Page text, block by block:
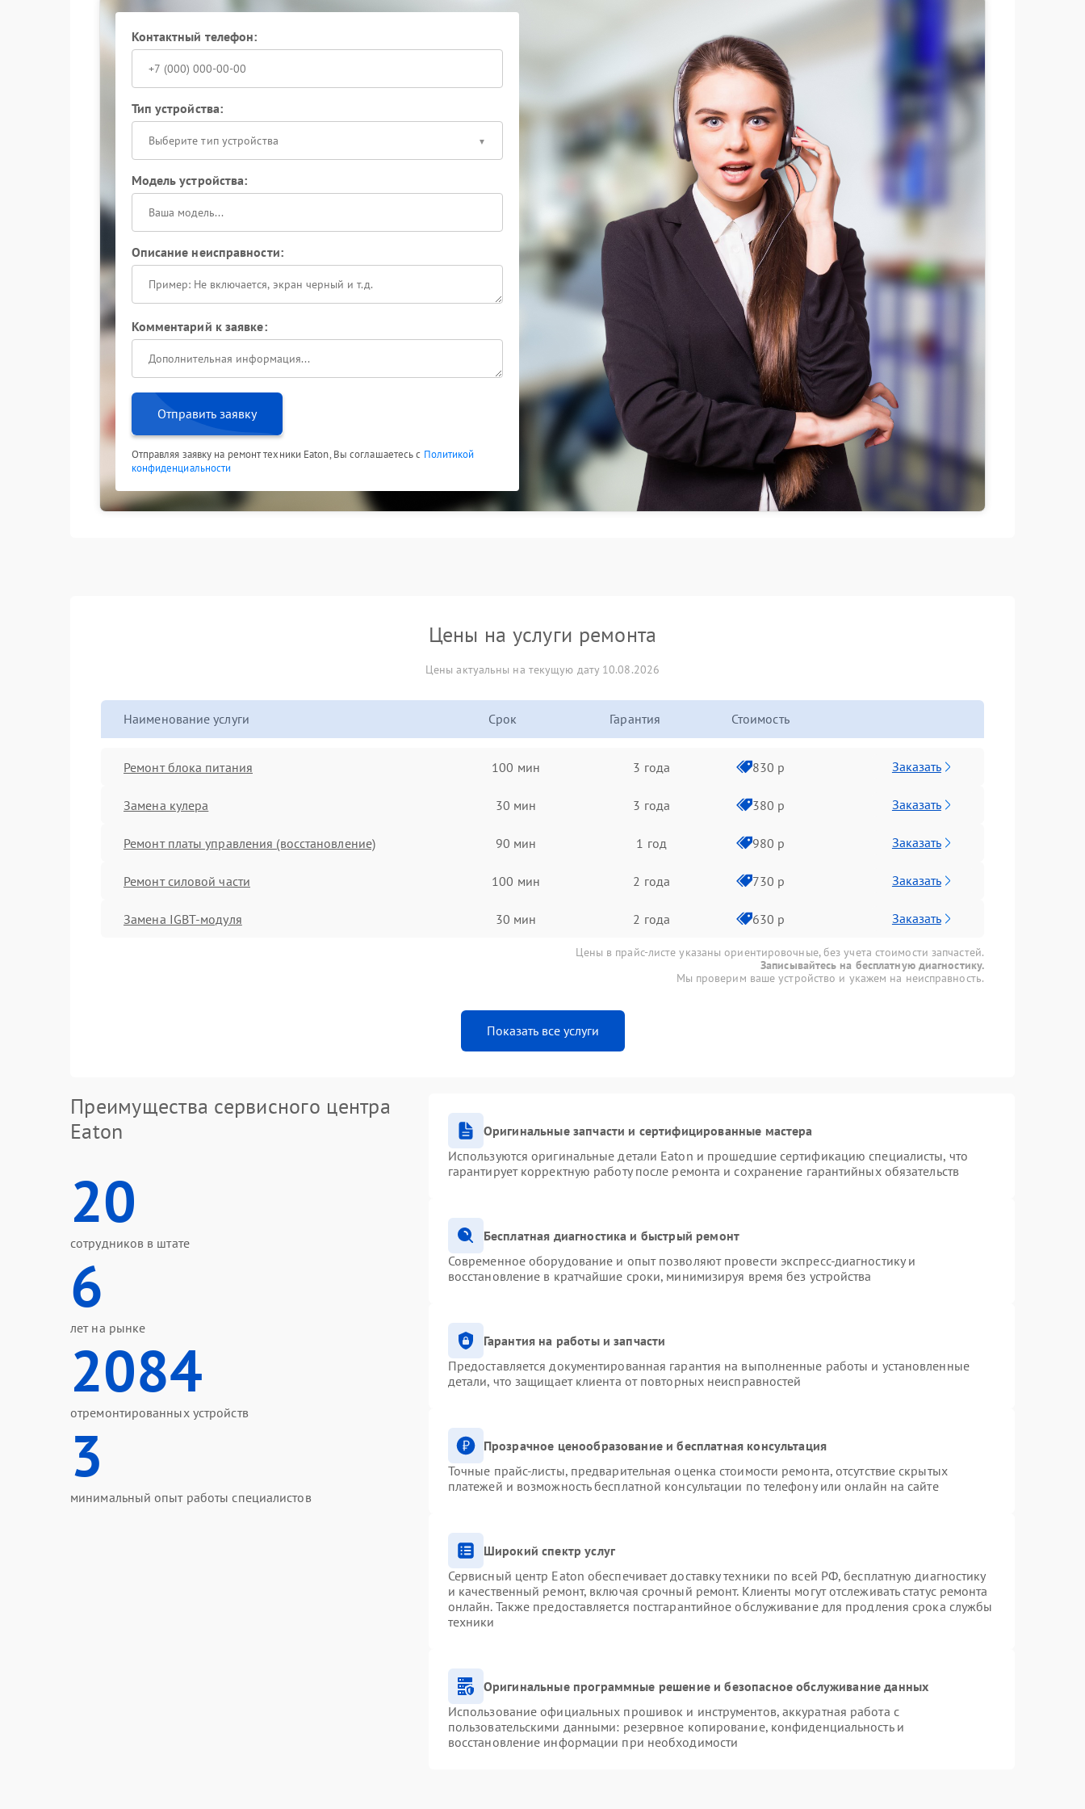
оценивают состояние силовых плат, тестируют алгоритмы переключения и контролируют
выходные параметры под реальной нагрузкой.
Сервисный центр Eaton располагает стендами для имитации пиковых режимов: это позволяет
выявить скрытые отклонения, которые не фиксируются в штатных условиях. После завершения
Чтобы минимизировать риски для подключенной техники, при первых признаках нестабильности
стоит запланировать визит в сервис: раннее выявление отклонения часто сокращает объем
требуемых вмешательств. Доверьте восстановление ИБП профессионалам — это сохранит ресурс
Контактный телефон:
Тип устройства:
Выберите тип устройства
Модель устройства:
Описание неисправности:
Комментарий к заявке:
Отправить заявку
Отправляя заявку на ремонт техники Eaton, Вы соглашаетесь с Политикой
конфиденциальности
Цены на услуги ремонта
Цены актуальны на текущую дату 10.08.2026
Наименование услуги Срок Гарантия Стоимость
Ремонт блока питания 100 мин 3 года 830 р Заказать
Замена кулера 30 мин 3 года 380 р Заказать
Ремонт платы управления (восстановление) 90 мин 1 год 980 р Заказать
Ремонт силовой части 100 мин 2 года 730 р Заказать
Замена IGBT-модуля 30 мин 2 года 630 р Заказать
Цены в прайс-листе указаны ориентировочные, без учета стоимости запчастей.
Записывайтесь на бесплатную диагностику.
Мы проверим ваше устройство и укажем на неисправность.
Показать все услуги
Преимущества сервисного центра
Eaton
20
сотрудников в штате
6
лет на рынке
2084
отремонтированных устройств
3
минимальный опыт работы специалистов
Оригинальные запчасти и сертифицированные мастера
Используются оригинальные детали Eaton и прошедшие сертификацию специалисты, что
гарантирует корректную работу после ремонта и сохранение гарантийных обязательств
Бесплатная диагностика и быстрый ремонт
Современное оборудование и опыт позволяют провести экспресс-диагностику и
восстановление в кратчайшие сроки, минимизируя время без устройства
Гарантия на работы и запчасти
Предоставляется документированная гарантия на выполненные работы и установленные
детали, что защищает клиента от повторных неисправностей
Прозрачное ценообразование и бесплатная консультация
Точные прайс-листы, предварительная оценка стоимости ремонта, отсутствие скрытых
платежей и возможность бесплатной консультации по телефону или онлайн на сайте
Широкий спектр услуг
Сервисный центр Eaton обеспечивает доставку техники по всей РФ, бесплатную диагностику
и качественный ремонт, включая срочный ремонт. Клиенты могут отслеживать статус ремонта
онлайн. Также предоставляется постгарантийное обслуживание для продления срока службы
техники
Оригинальные программные решение и безопасное обслуживание данных
Использование официальных прошивок и инструментов, аккуратная работа с
пользовательскими данными: резервное копирование, конфиденциальность и
восстановление информации при необходимости